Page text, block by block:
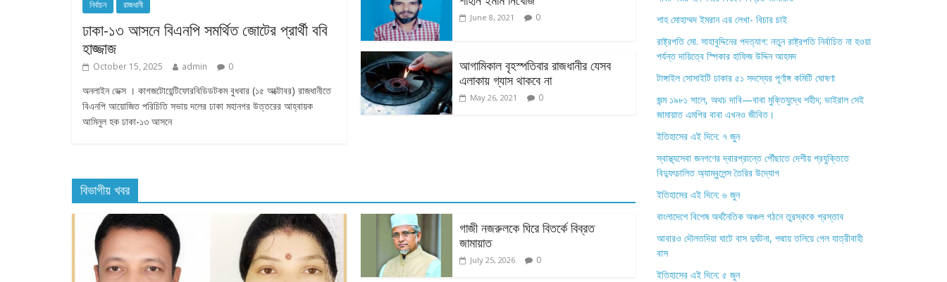
নির্বাচন রাজধানী
ঢাকা-১৩ আসনে বিএনপি সমর্থিত জোটের প্রার্থী ববি
হাজ্জাজ
October 15, 2025 admin 0
অনলাইন ডেক্স । কাগজটোয়েন্টিফোরবিডিডটকম বুধবার (১৫ অক্টোবর) রাজধানীতে
বিএনপি আয়োজিত পরিচিতি সভায় দলের ঢাকা মহানগর উত্তরের আহ্বায়ক
আমিনুল হক ঢাকা-১৩ আসনে
June 8, 2021 0
আগামিকাল বৃহস্পতিবার রাজধানীর যেসব
এলাকায় গ্যাস থাকবে না
May 26, 2021 0
বিভাগীয় খবর
গাজী নজরুলকে ঘিরে বিতর্কে বিব্রত
জামায়াত
July 25, 2026 0
শাহ মোহাম্মদ ইমরান এর লেখা- বিচার চাই
রাষ্ট্রপতি মো. সাহাবুদ্দিনের পদত্যাগ: নতুন রাষ্ট্রপতি নির্বাচিত না হওয়া
পর্যন্ত দায়িত্বে স্পিকার হাফিজ উদ্দিন আহমদ
টাঙ্গাইল সোসাইটি ঢাকার ৫১ সদস্যের পূর্ণাঙ্গ কমিটি ঘোষণা
জন্ম ১৯৮১ সালে, অথচ দাবি—বাবা মুক্তিযুদ্ধে শহীদ; ভাইরাল সেই
জামায়াত এমপির বাবা এখনও জীবিত।
ইতিহাসের এই দিনে: ৭ জুন
স্বাস্থ্যসেবা জনগণের দ্বারপ্রান্তে পৌঁছাতে দেশীয় প্রযুক্তিতে
বিদ্যুৎচালিত অ্যাম্বুলেন্স তৈরির উদ্যোগ
ইতিহাসের এই দিনে: ৬ জুন
বাংলাদেশে বিশেষ অর্থনৈতিক অঞ্চল গঠনে তুরস্ককে প্রস্তাব
আবারও দৌলতদিয়া ঘাটে বাস দুর্ঘটনা, পদ্মায় তলিয়ে গেল যাত্রীবাহী
বাস
ইতিহাসের এই দিনে: ৫ জুন